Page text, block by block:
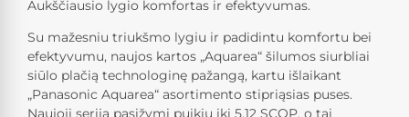
Aukščiausio lygio komfortas ir efektyvumas.
Su mažesniu triukšmo lygiu ir padidintu komfortu bei
efektyvumu, naujos kartos „Aquarea“ šilumos siurbliai
siūlo plačią technologinę pažangą, kartu išlaikant
„Panasonic Aquarea“ asortimento stipriąsias puses.
Naujoji serija pasižymi puikiu iki 5,12 SCOP, o tai